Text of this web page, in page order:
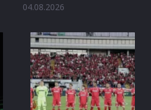
04.08.2026